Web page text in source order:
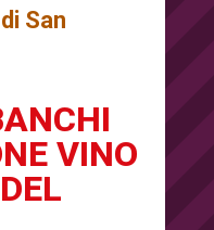
San
VINO